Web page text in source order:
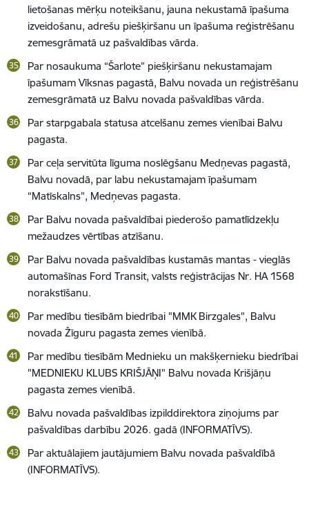
lietošanas mērķu noteikšanu, jauna nekustamā īpašuma
izveidošanu, adrešu piešķiršanu un īpašuma reģistrēšanu
zemesgrāmatā uz pašvaldības vārda.
Par nosaukuma “Šarlote” piešķiršanu nekustamajam
īpašumam Vīksnas pagastā, Balvu novada un reģistrēšanu
zemesgrāmatā uz Balvu novada pašvaldības vārda.
Par starpgabala statusa atcelšanu zemes vienībai Balvu
pagasta.
Par ceļa servitūta līguma noslēgšanu Medņevas pagastā,
Balvu novadā, par labu nekustamajam īpašumam
“Matīskalns”, Medņevas pagasta.
Par Balvu novada pašvaldībai piederošo pamatlīdzekļu
mežaudzes vērtības atzīšanu.
Par Balvu novada pašvaldības kustamās mantas - vieglās
automašīnas Ford Transit, valsts reģistrācijas Nr. HA 1568
norakstīšanu.
Par medību tiesībām biedrībai "MMK Birzgales", Balvu
novada Žīguru pagasta zemes vienībā.
Par medību tiesībām Mednieku un makšķernieku biedrībai
"MEDNIEKU KLUBS KRIŠJĀŅI" Balvu novada Krišjāņu
pagasta zemes vienībā.
Balvu novada pašvaldības izpilddirektora ziņojums par
pašvaldības darbību 2026. gadā (INFORMATĪVS).
Par aktuālajiem jautājumiem Balvu novada pašvaldībā
(INFORMATĪVS).